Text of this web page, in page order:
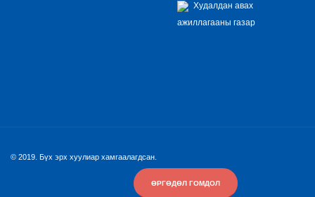
ӨРГӨДӨЛ ГОМДОЛ
Худалдан авах
ажиллагааны газар
© 2019. Бүх эрх хуулиар хамгаалагдсан.